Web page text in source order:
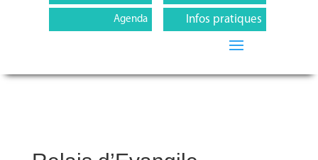
Agenda Infos pratiques